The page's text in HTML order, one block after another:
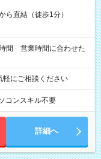
直結（徒歩1分）
にご相談ください
コンスキル不要
詳細へ